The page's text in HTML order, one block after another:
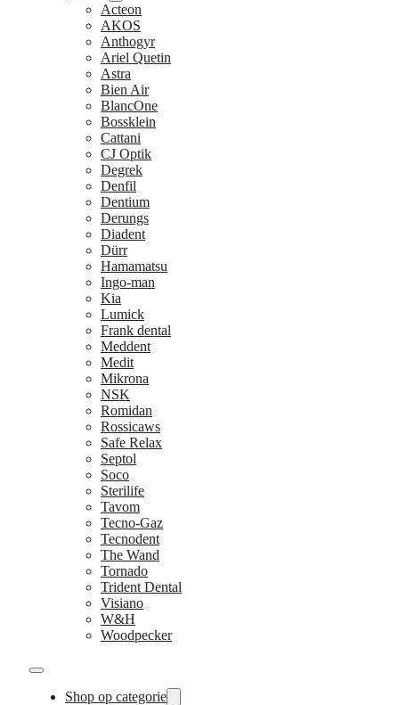
Acteon
AKOS
Anthogyr
Ariel Quetin
Astra
Bien Air
BlancOne
Bossklein
Cattani
CJ Optik
Degrek
Denfil
Dentium
Derungs
Diadent
Dürr
Hamamatsu
Ingo-man
Kia
Lumick
Frank dental
Meddent
Medit
Mikrona
NSK
Romidan
Rossicaws
Safe Relax
Septol
Soco
Sterilife
Tavom
Tecno-Gaz
Tecnodent
The Wand
Tornado
Trident Dental
Visiano
W&H
Woodpecker
Shop op categorie